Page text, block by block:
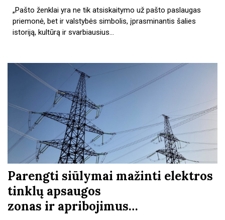
„Pašto ženklai yra ne tik atsiskaitymo už pašto paslaugas
priemonė, bet ir valstybės simbolis, įprasminantis šalies
istoriją, kultūrą ir svarbiausius…
Parengti siūlymai mažinti elektros
tinklų apsaugos
zonas ir apribojimus…